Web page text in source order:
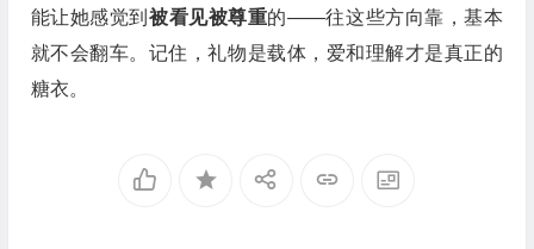
能让她感觉到 被看见被尊重的——往这些方向靠，基本
就不会翻车。记住，礼物是载体，爱和理解才是真正的
糖衣。